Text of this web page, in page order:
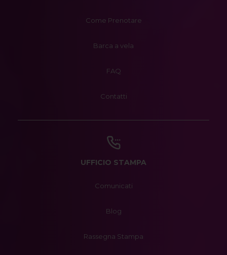
Come Prenotare
Barca a vela
FAQ
Contatti
UFFICIO STAMPA
Comunicati
Blog
Rassegna Stampa